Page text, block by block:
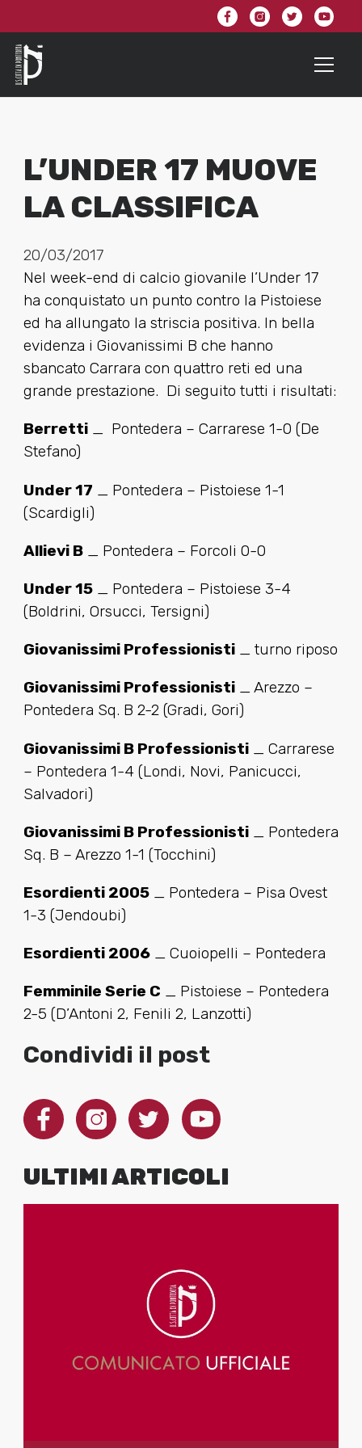
L’UNDER 17 MUOVE
LA CLASSIFICA
20/03/2017
Nel week-end di calcio giovanile l’Under 17
ha conquistato un punto contro la Pistoiese
ed ha allungato la striscia positiva. In bella
evidenza i Giovanissimi B che hanno
sbancato Carrara con quattro reti ed una
grande prestazione. Di seguito tutti i risultati:
Berretti_ Pontedera – Carrarese 1-0 (De
Stefano)
Under 17 _ Pontedera – Pistoiese 1-1
(Scardigli)
Allievi B_ Pontedera – Forcoli 0-0
Under 15_ Pontedera – Pistoiese 3-4
(Boldrini, Orsucci, Tersigni)
Giovanissimi Professionisti_ turno riposo
Giovanissimi Professionisti_ Arezzo –
Pontedera Sq. B 2-2 (Gradi, Gori)
Giovanissimi B Professionisti_ Carrarese
– Pontedera 1-4 (Londi, Novi, Panicucci,
Salvadori)
Giovanissimi B Professionisti_ Pontedera
Sq. B – Arezzo 1-1 (Tocchini)
Esordienti 2005_ Pontedera – Pisa Ovest
1-3 (Jendoubi)
Esordienti 2006_ Cuoiopelli – Pontedera
Femminile Serie C _ Pistoiese – Pontedera
2-5 (D’Antoni 2, Fenili 2, Lanzotti)
Condividi il post
ULTIMI ARTICOLI